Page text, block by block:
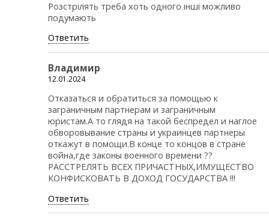
Розстрілять треба хоть одного інші можливо
подумають
Ответить
Владимир
12.01.2024
Отказаться и обратиться за помощью к
заграничным партнерам и заграничным
юристам.А то глядя на такой беспредел и наглое
обворовывание страны и украинцев партнеры
откажут в помощи.В конце то концов в стране
война,где законы военного времени ??
РАССТРЕЛЯТЬ ВСЕХ ПРИЧАСТНЫХ,ИМУЩЕСТВО
КОНФИСКОВАТЬ В ДОХОД ГОСУДАРСТВА !!!
Ответить